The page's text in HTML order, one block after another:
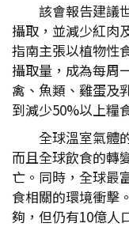
該會報告建議
攝取，並減少紅肉
指南主張以植物性
攝取量，成為每周
禽、魚類、雞蛋及
到減少50%以上糧
全球溫室氣體
而且全球飲食的轉
亡。同時，全球最
食相關的環境衝擊
夠，但仍有10億人